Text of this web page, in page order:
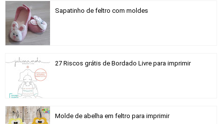
Sapatinho de feltro com moldes
27 Riscos grátis de Bordado Livre para imprimir
Molde de abelha em feltro para imprimir